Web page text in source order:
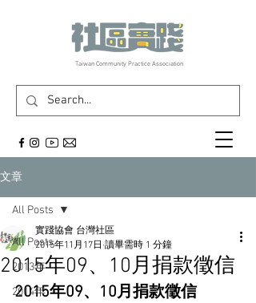
​Taiwan Community Practice Association
文章
All Posts
2013年
2014年
All Posts
2015年09、10月捐款徵信
實踐協會 台灣社區
2015年11月17日 讀畢需時 1 分鐘
2015年09、10月捐款徵信